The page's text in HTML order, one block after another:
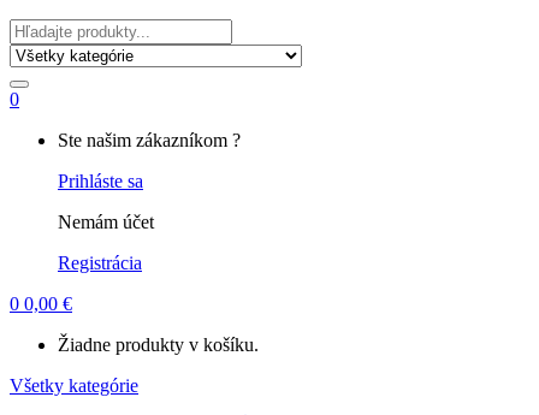
Hľadať
0
Ste našim zákazníkom ?
Prihláste sa
Nemám účet
Registrácia
0 0,00 €
Žiadne produkty v košíku.
Všetky kategórie